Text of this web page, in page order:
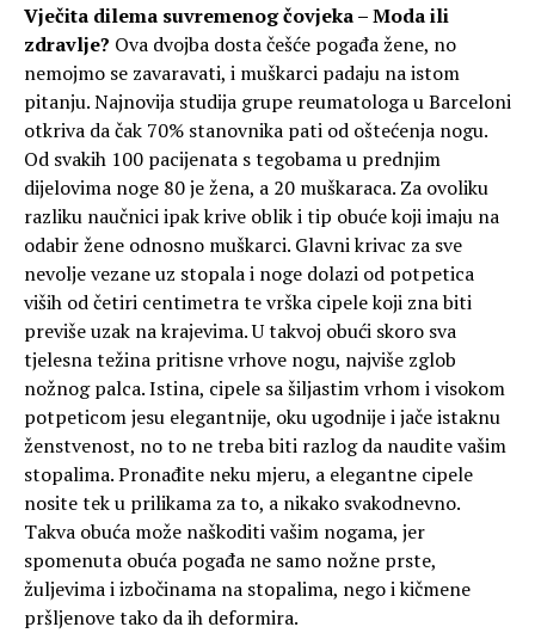
Vječita dilema suvremenog čovjeka – Moda ili
zdravlje? Ova dvojba dosta češće pogađa žene, no
nemojmo se zavaravati, i muškarci padaju na istom
pitanju. Najnovija studija grupe reumatologa u Barceloni
otkriva da čak 70% stanovnika pati od oštećenja nogu.
Od svakih 100 pacijenata s tegobama u prednjim
dijelovima noge 80 je žena, a 20 muškaraca. Za ovoliku
razliku naučnici ipak krive oblik i tip obuće koji imaju na
odabir žene odnosno muškarci. Glavni krivac za sve
nevolje vezane uz stopala i noge dolazi od potpetica
viših od četiri centimetra te vrška cipele koji zna biti
previše uzak na krajevima. U takvoj obući skoro sva
tjelesna težina pritisne vrhove nogu, najviše zglob
nožnog palca. Istina, cipele sa šiljastim vrhom i visokom
potpeticom jesu elegantnije, oku ugodnije i jače istaknu
ženstvenost, no to ne treba biti razlog da naudite vašim
stopalima. Pronađite neku mjeru, a elegantne cipele
nosite tek u prilikama za to, a nikako svakodnevno.
Takva obuća može naškoditi vašim nogama, jer
spomenuta obuća pogađa ne samo nožne prste,
žuljevima i izbočinama na stopalima, nego i kičmene
pršljenove tako da ih deformira.